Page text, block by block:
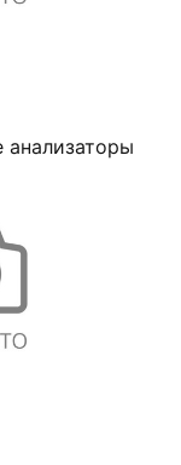
анализаторы